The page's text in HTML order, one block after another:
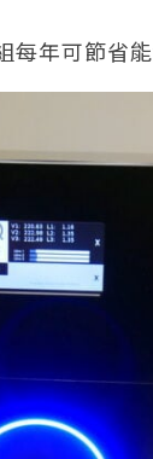
每年可節省